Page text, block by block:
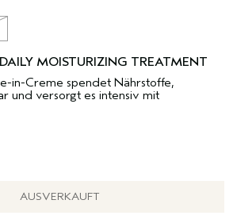
MOISTURIZING TREATMENT
in-Creme spendet Nährstoffe,
und versorgt es intensiv mit
AUSVERKAUFT